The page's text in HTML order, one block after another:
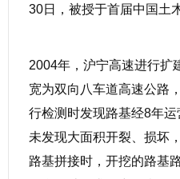
30日，被授于首届中国土
2004年，沪宁高速进行扩
宽为双向八车道高速公路
行检测时发现路基经8年
未发现大面积开裂、损坏
路基拼接时，开挖的路基